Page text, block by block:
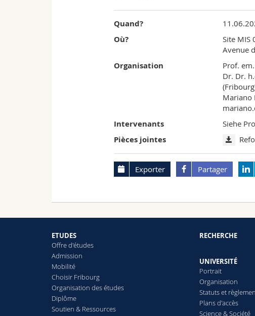
Quand?
Où? Site MIS
Avenue
Organisation
Prof.
Dr. Dr.
Mariano
Intervenants Siehe
Pièces jointes
Exporter Partager
ETUDES
Offre d'études
Admission
Mobilité
Choisir Fribourg
Organisation des études
Diplôme
Soutien & Ressources
RECHERCHE
UNIVERSITÉ
Portrait
Organisation
Statuts et
Plans d'accès
Science & Société